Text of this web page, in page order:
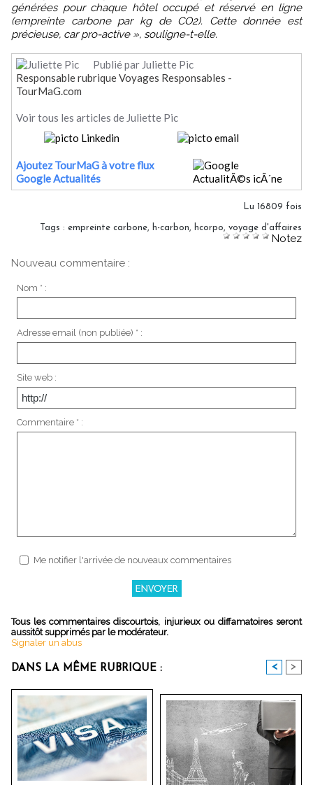
générées pour chaque hôtel occupé et réservé en ligne
(empreinte carbone par kg de CO2). Cette donnée est
précieuse, car pro-active », souligne-t-elle.
Publié par Juliette Pic
Responsable rubrique Voyages Responsables -
TourMaG.com
Voir tous les articles de Juliette Pic
Ajoutez TourMaG à votre flux
Google Actualités
Lu 16809 fois
Tags : empreinte carbone, h-carbon, hcorpo, voyage d'affaires
Notez
Nouveau commentaire :
Nom * :
Adresse email (non publiée) * :
Site web :
Commentaire * :
Me notifier l'arrivée de nouveaux commentaires
Tous les commentaires discourtois, injurieux ou diffamatoires seront
aussitôt supprimés par le modérateur.
Signaler un abus
DANS LA MÊME RUBRIQUE : < >